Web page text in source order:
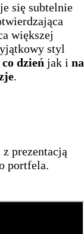
się subtelnie
większej
styl
dzień jak i na
.
prezentacją
portfela.